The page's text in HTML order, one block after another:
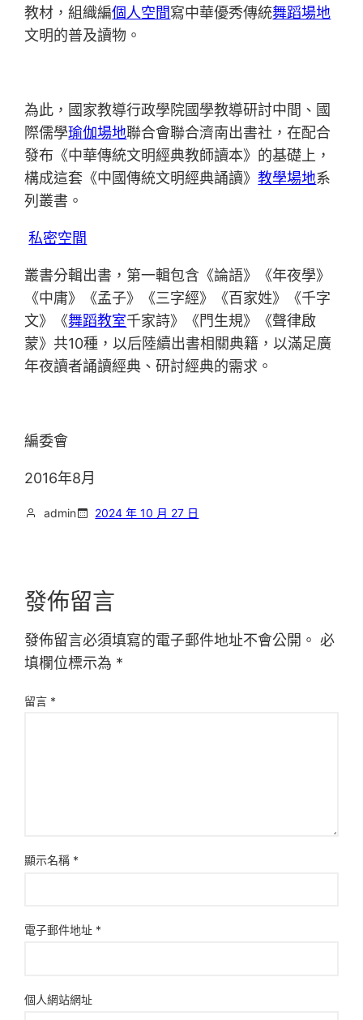
教材，組織編個人空間寫中華優秀傳統舞蹈場地
文明的普及讀物。
為此，國家教導行政學院國學教導研討中間、國
際儒學瑜伽場地聯合會聯合濟南出書社，在配合
發布《中華傳統文明經典教師讀本》的基礎上，
構成這套《中國傳統文明經典誦讀》教學場地系
列叢書。
私密空間
叢書分輯出書，第一輯包含《論語》《年夜學》
《中庸》《孟子》《三字經》《百家姓》《千字
文》《舞蹈教室千家詩》《門生規》《聲律啟
蒙》共10種，以后陸續出書相關典籍，以滿足廣
年夜讀者誦讀經典、研討經典的需求。
編委會
2016年8月
admin 2024 年 10 月 27 日
發佈留言
發佈留言必須填寫的電子郵件地址不會公開。 必
填欄位標示為 *
留言 *
顯示名稱 *
電子郵件地址 *
個人網站網址